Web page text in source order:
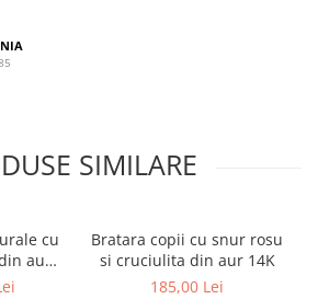
SIMILARE
cu
aur
de
Bratara copii cu snur rosu
si cruciulita din aur 14K
185,00 Lei